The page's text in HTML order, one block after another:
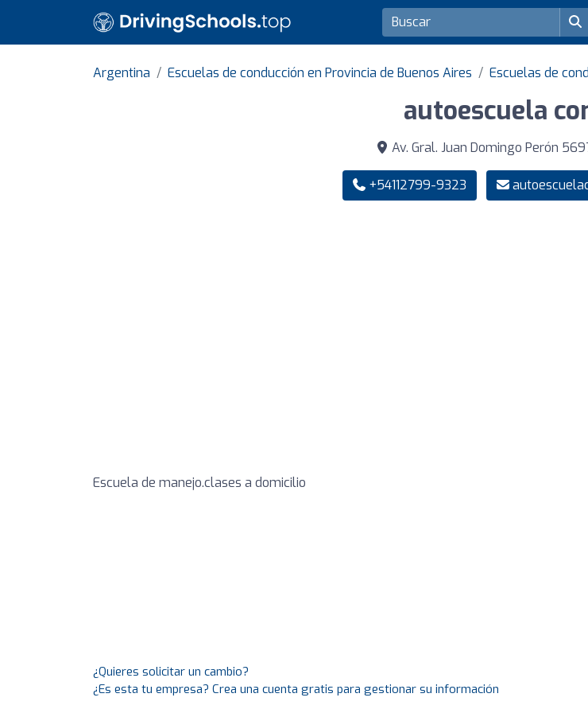
Argentina Escuelas de conducción en Provincia de Buenos Aires Escuelas de
autoescuela
Av. Gral. Juan Domingo Perón
+54112799-9323
Escuela de manejo.clases a domicilio
¿Quieres solicitar un cambio?
¿Es esta tu empresa? Crea una cuenta gratis para gestionar su información